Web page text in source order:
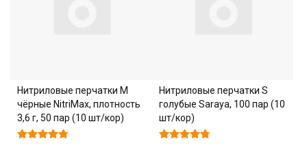
Нитриловые перчатки M
чёрные NitriMax, плотность
3,6 г, 50 пар (10 шт/кор)
Нитриловые перчатки S
голубые Saraya, 100 пар (10
шт/кор)